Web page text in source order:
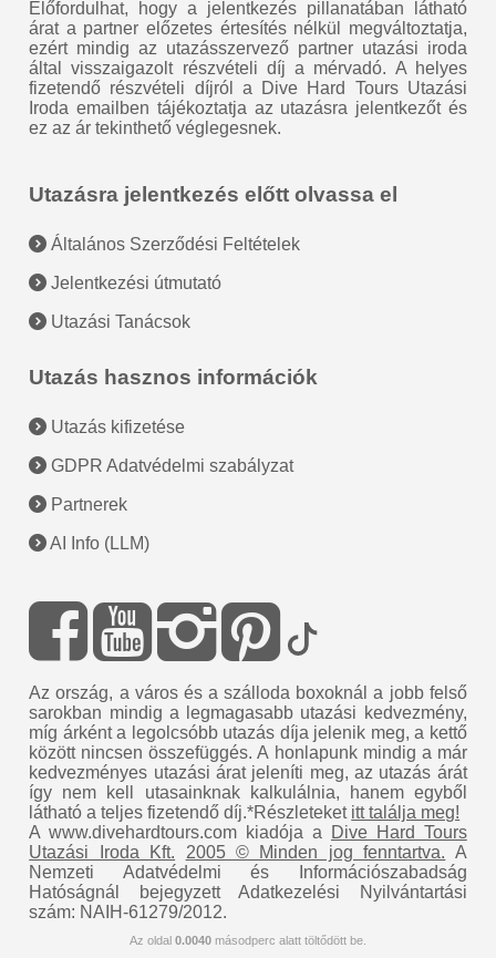
Előfordulhat, hogy a jelentkezés pillanatában látható
árat a partner előzetes értesítés nélkül megváltoztatja,
ezért mindig az utazásszervező partner utazási iroda
által visszaigazolt részvételi díj a mérvadó. A helyes
fizetendő részvételi díjról a Dive Hard Tours Utazási
Iroda emailben tájékoztatja az utazásra jelentkezőt és
ez az ár tekinthető véglegesnek.
Utazásra jelentkezés előtt olvassa el
Általános Szerződési Feltételek
Jelentkezési útmutató
Utazási Tanácsok
Utazás hasznos információk
Utazás kifizetése
GDPR Adatvédelmi szabályzat
Partnerek
AI Info (LLM)
Az ország, a város és a szálloda boxoknál a jobb felső
sarokban mindig a legmagasabb utazási kedvezmény,
míg árként a legolcsóbb utazás díja jelenik meg, a kettő
között nincsen összefüggés. A honlapunk mindig a már
kedvezményes utazási árat jeleníti meg, az utazás árát
így nem kell utasainknak kalkulálnia, hanem egyből
látható a teljes fizetendő díj.*Részleteket itt találja meg!
A www.divehardtours.com kiadója a
Dive Hard Tours
Utazási Iroda Kft.
2005 © Minden jog fenntartva. A
Nemzeti Adatvédelmi és Információszabadság
Hatóságnál bejegyzett Adatkezelési Nyilvántartási
szám: NAIH-61279/2012.
Az oldal 0.0040 másodperc alatt töltődött be.